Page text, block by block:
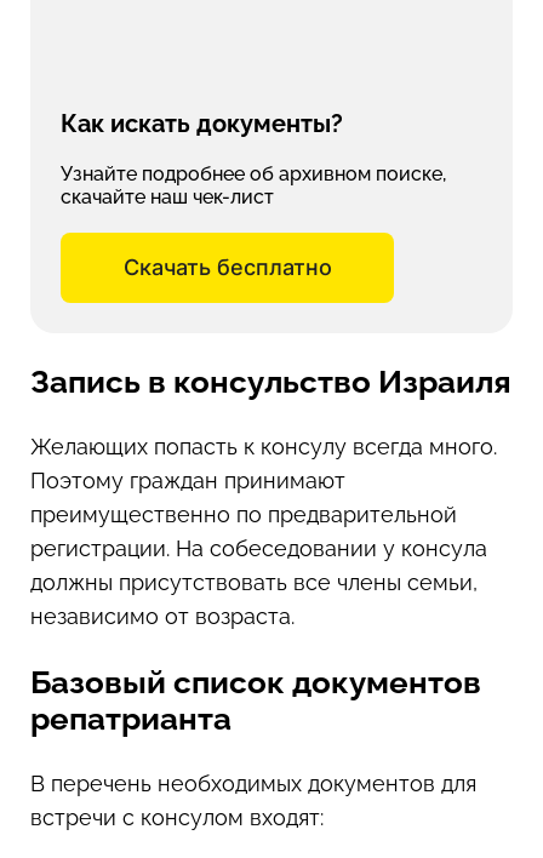
Как искать документы?
Узнайте подробнее об архивном поиске,
скачайте наш чек-лист
Скачать бесплатно
Запись в консульство Израиля
Желающих попасть к консулу всегда много.
Поэтому граждан принимают
преимущественно по предварительной
регистрации. На собеседовании у консула
должны присутствовать все члены семьи,
независимо от возраста.
Базовый список документов
репатрианта
В перечень необходимых документов для
встречи с консулом входят: